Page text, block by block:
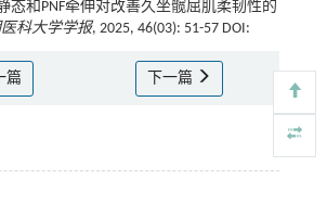
态和PNF牵伸对改善久坐髋屈肌柔韧性的
科大学学报, 2025, 46(03): 51-57 DOI:
篇 下一篇